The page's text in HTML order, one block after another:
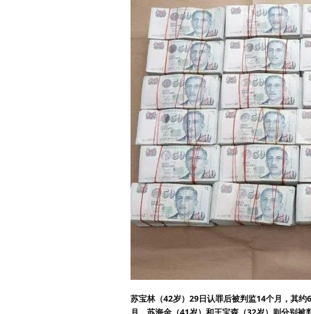
苏宝林（42岁）29日认罪后被判监14个月，其